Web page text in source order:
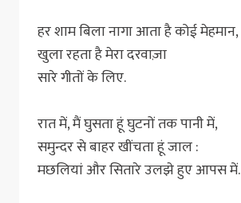
हर शाम बिला नागा आता है कोई मेहमान,
खुला रहता है मेरा दरवाज़ा
सारे गीतों के लिए.
रात में, मैं घुसता हूं घुटनों तक पानी में,
समुन्दर से बाहर खींचता हूं जाल :
मछलियां और सितारे उलझे हुए आपस में.